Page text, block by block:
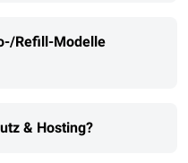
Refill-Modelle
& Hosting?